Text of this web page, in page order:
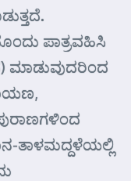
ಪಾತ್ರವಹಿಸಿ
ಮಾಡುವುದರಿಂದ
ತಾಳಮದ್ದಳೆಯಲ್ಲಿ